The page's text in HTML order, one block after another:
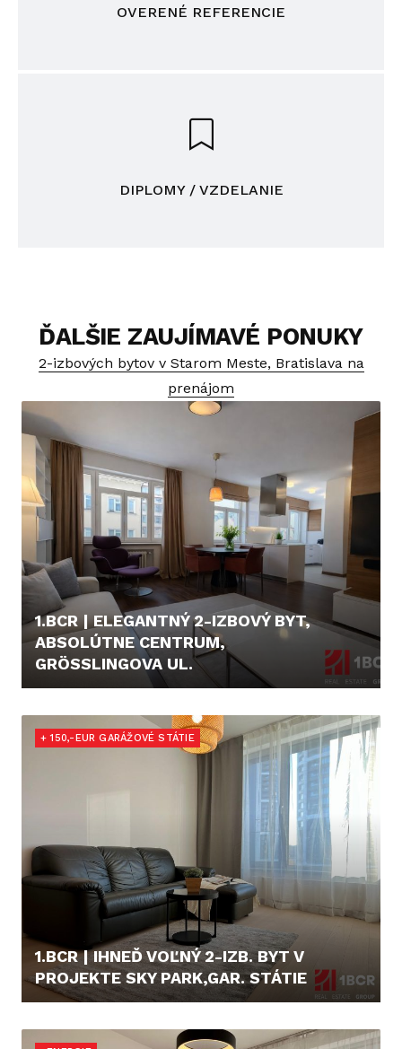
OVERENÉ REFERENCIE
DIPLOMY / VZDELANIE
ĎALŠIE ZAUJÍMAVÉ PONUKY
2-izbových bytov v Starom Meste, Bratislava na
prenájom
1.BCR | ELEGANTNÝ 2-IZBOVÝ BYT,
ABSOLÚTNE CENTRUM,
GRÖSSLINGOVA UL.
+ 150,-EUR GARÁŽOVÉ STÁTIE
1.BCR | IHNEĎ VOĽNÝ 2-IZB. BYT V
PROJEKTE SKY PARK,GAR. STÁTIE